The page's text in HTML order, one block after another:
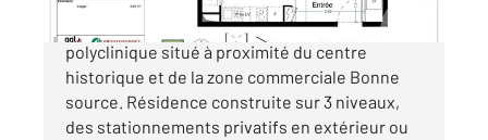
NARBONNE: Programme neuf dans le quartier
polyclinique situé à proximité du centre
historique et de la zone commerciale Bonne
source. Résidence construite sur 3 niveaux,
des stationnements privatifs en extérieur ou